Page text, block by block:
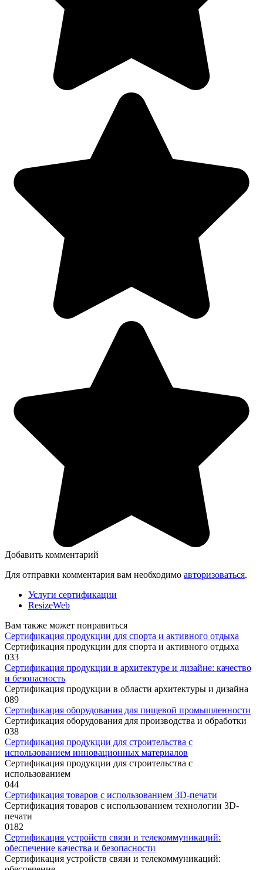
Добавить комментарий
Для отправки комментария вам необходимо авторизоваться.
Услуги сертификации
ResizeWeb
Вам также может понравиться
Сертификация продукции для спорта и активного отдыха
Сертификация продукции для спорта и активного отдыха
033
Сертификация продукции в архитектуре и дизайне: качество
и безопасность
Сертификация продукции в области архитектуры и дизайна
089
Сертификация оборудования для пищевой промышленности
Сертификация оборудования для производства и обработки
038
Сертификация продукции для строительства с
использованием инновационных материалов
Сертификация продукции для строительства с
использованием
044
Сертификация товаров с использованием 3D-печати
Сертификация товаров с использованием технологии 3D-
печати
0182
Сертификация устройств связи и телекоммуникаций:
обеспечение качества и безопасности
Сертификация устройств связи и телекоммуникаций: